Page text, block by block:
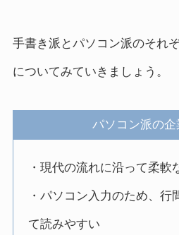
手書き派とパソコン派のそれ
についてみていきましょう。
パソコン派の企
・現代の流れに沿って柔軟
・パソコン入力のため、行
て読みやすい